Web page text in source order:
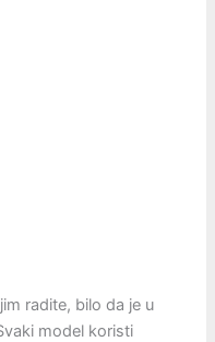
radite, bilo da je u
model koristi